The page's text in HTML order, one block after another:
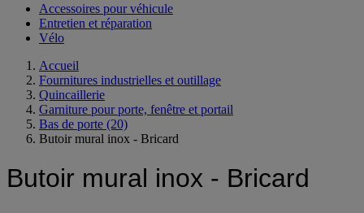
Accessoires pour véhicule
Entretien et réparation
Vélo
Accueil
Fournitures industrielles et outillage
Quincaillerie
Garniture pour porte, fenêtre et portail
Bas de porte (20)
Butoir mural inox - Bricard
Butoir mural inox - Bricard